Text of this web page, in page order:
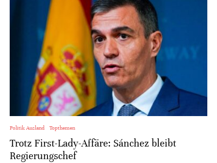
Politik Ausland Topthemen
Trotz First-Lady-Affäre: Sánchez bleibt
Regierungschef